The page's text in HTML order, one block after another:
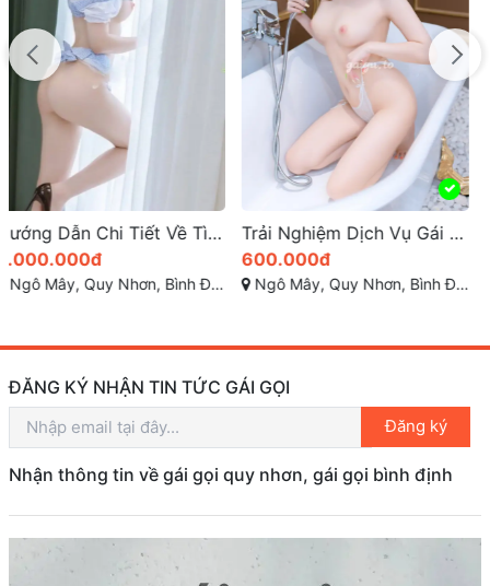
Trải Nghiệm Dịch Vụ Gái Gọi Sinh Viên Quy Nhơn Tại Bình Định
600.000đ
Ngô Mây, Quy Nhơn, Bình Định
600.000đ
Xuân Diệu - Hải Cảng - Quy Nhơn - Bình Định
ĐĂNG KÝ NHẬN TIN TỨC GÁI GỌI
Đăng ký
Nhận thông tin về gái gọi quy nhơn, gái gọi bình định